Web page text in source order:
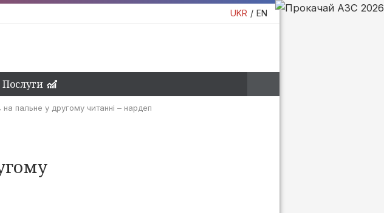
UKR EN
Послуги
пальне у другому читанні – нардеп